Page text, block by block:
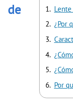
¿Por
Por
de